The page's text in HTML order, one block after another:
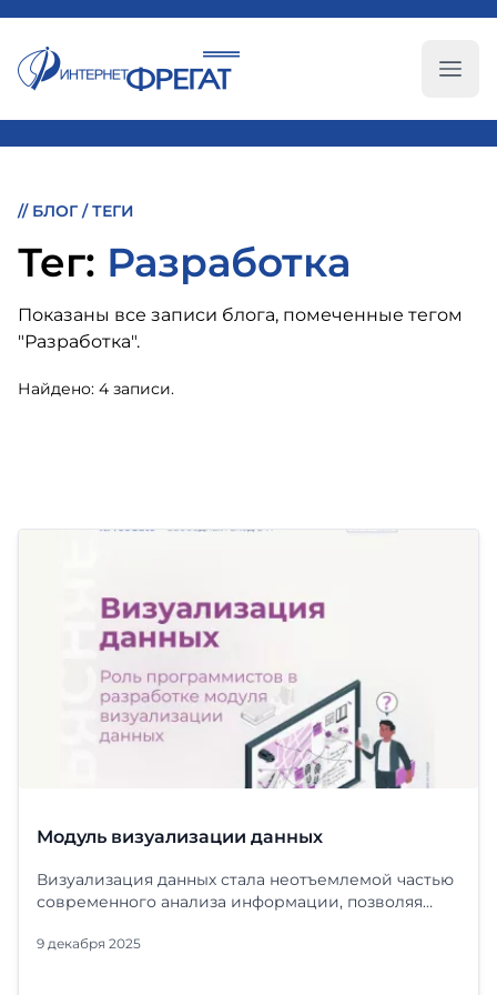
// БЛОГ /ТЕГИ
Тег: Разработка
Показаны все записи блога, помеченные тегом
"Разработка".
Найдено: 4 записи.
Модуль визуализации данных
Визуализация данных стала неотъемлемой частью
современного анализа информации, позволяя
интерпретировать большие объемы данных.
9 декабря 2025